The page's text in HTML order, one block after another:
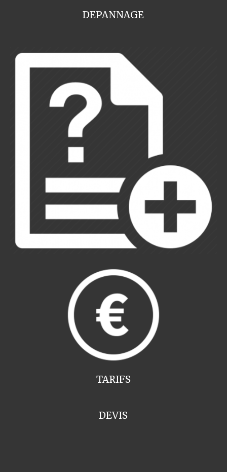
DEPANNAGE
TARIFS
DEVIS